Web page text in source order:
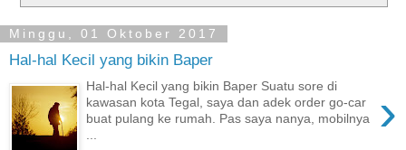
Minggu, 01 Oktober 2017
Hal-hal Kecil yang bikin Baper
›
Hal-hal Kecil yang bikin Baper Suatu sore di
kawasan kota Tegal, saya dan adek order go-car
buat pulang ke rumah. Pas saya nanya, mobilnya